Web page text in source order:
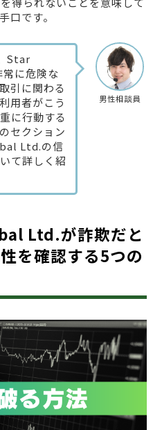
口です。
男性相談員
Star
に危険な
引に関わる
用者がこう
に行動する
セクション
Ltd.の信
て詳しく紹
Ltd.が詐欺だと
を確認する5つの